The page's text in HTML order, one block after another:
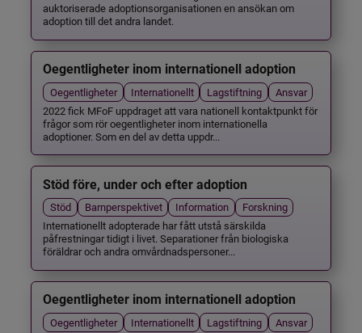
auktoriserade adoptionsorganisationen en ansökan om
adoption till det andra landet.
Oegentligheter inom internationell adoption
Oegentligheter Internationellt Lagstiftning
Ansvar
2022 fick MFoF uppdraget att vara nationell kontaktpunkt för
frågor som rör oegentligheter inom internationella
adoptioner. Som en del av detta uppdr...
Stöd före, under och efter adoption
Stöd Barnperspektivet Information
Forskning
Internationellt adopterade har fått utstå särskilda
påfrestningar tidigt i livet. Separationer från biologiska
föräldrar och andra omvårdnadspersoner...
Oegentligheter inom internationell adoption
Oegentligheter Internationellt Lagstiftning
Ansvar